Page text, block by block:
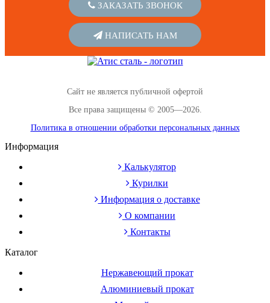
ЗАКАЗАТЬ ЗВОНОК
НАПИСАТЬ НАМ
Сайт не является публичной офертой
Все права защищены © 2005—2026.
Политика в отношении обработки персональных данных
Информация
Калькулятор
Курилки
Информация о доставке
О компании
Контакты
Каталог
Нержавеющий прокат
Алюминиевый прокат